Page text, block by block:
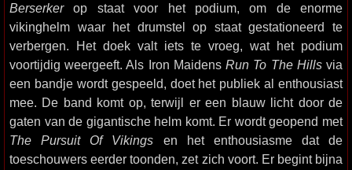
Berserkerop staat voor het podium, om de enorme
vikinghelm waar het drumstel op staat gestationeerd te
verbergen. Het doek valt iets te vroeg, wat het podium
voortijdig weergeeft. Als Iron MaidensRun To The Hillsvia
een bandje wordt gespeeld, doet het publiek al enthousiast
mee. De band komt op, terwijl er een blauw licht door de
gaten van de gigantische helm komt. Er wordt geopend met
The Pursuit Of Vikings en het enthousiasme dat de
toeschouwers eerder toonden, zet zich voort. Er begint bijna